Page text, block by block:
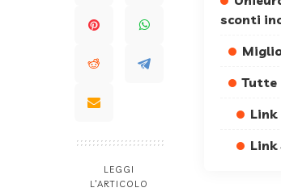
LEGGI
L’ARTICOLO
sconti
Tutte
Link